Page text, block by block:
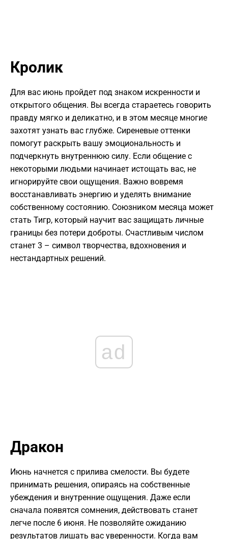
Кролик
Для вас июнь пройдет под знаком искренности и
открытого общения. Вы всегда стараетесь говорить
правду мягко и деликатно, и в этом месяце многие
захотят узнать вас глубже. Сиреневые оттенки
помогут раскрыть вашу эмоциональность и
подчеркнуть внутреннюю силу. Если общение с
некоторыми людьми начинает истощать вас, не
игнорируйте свои ощущения. Важно вовремя
восстанавливать энергию и уделять внимание
собственному состоянию. Союзником месяца может
стать Тигр, который научит вас защищать личные
границы без потери доброты. Счастливым числом
станет 3 – символ творчества, вдохновения и
нестандартных решений.
ad
Дракон
Июнь начнется с прилива смелости. Вы будете
принимать решения, опираясь на собственные
убеждения и внутренние ощущения. Даже если
сначала появятся сомнения, действовать станет
легче после 6 июня. Не позволяйте ожиданию
результатов лишать вас уверенности. Когда вам